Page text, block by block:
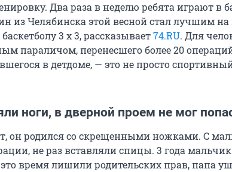
Два раза в неделю ребята играют в
из Челябинска этой весной стал лучшим
3 х 3, рассказывает74.RU. Для
параличом, перенесшего более 20
в детдоме, — это не просто
ноги, в дверной проем не мог
он родился со скрещенными ножками. С
не раз вставляли спицы. 3 года
время лишили родительских прав, папа